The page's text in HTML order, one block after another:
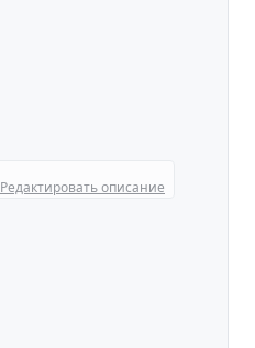
Редактировать описание